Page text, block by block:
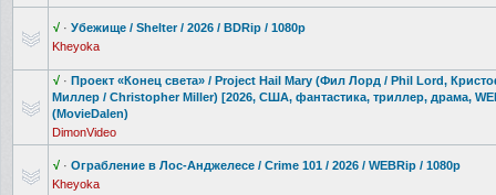
√ · Убежище / Shelter / 2026 / BDRip / 1080p
Kheyoka
√ · Проект «Конец света» / Project Hail Mary (Фил Лорд / Phil Lord,
Миллер / Christopher Miller) [2026, США, фантастика, триллер, драма,
(MovieDalen)
DimonVideo
√ · Ограбление в Лос-Анджелесе / Crime 101 / 2026 / WEBRip / 1080p
Kheyoka